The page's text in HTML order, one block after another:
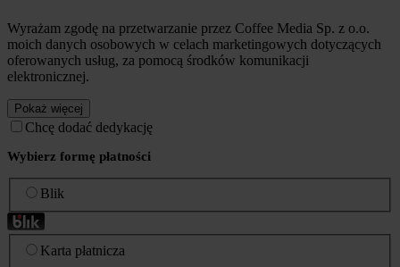
Wyrażam zgodę na przetwarzanie przez Coffee Media Sp. z o.o.
moich danych osobowych w celach marketingowych dotyczących
oferowanych usług, za pomocą środków komunikacji
elektronicznej.
Pokaż więcej
Chcę dodać dedykację
Wybierz formę płatności
Blik
Karta płatnicza